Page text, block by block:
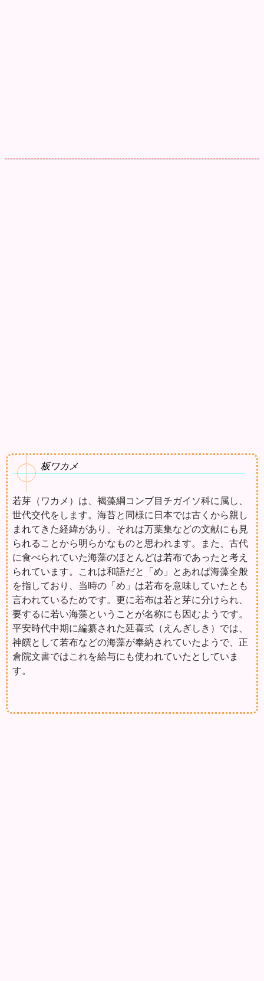
板ワカメ
若芽（ワカメ）は、褐藻綱コンブ目チガイソ科に属し、
世代交代をします。海苔と同様に日本では古くから親し
まれてきた経緯があり、それは万葉集などの文献にも見
られることから明らかなものと思われます。また、古代
に食べられていた海藻のほとんどは若布であったと考え
られています。これは和語だと「め」とあれば海藻全般
を指しており、当時の「め」は若布を意味していたとも
言われているためです。更に若布は若と芽に分けられ、
要するに若い海藻ということが名称にも因むようです。
平安時代中期に編纂された延喜式（えんぎしき）では、
神饌として若布などの海藻が奉納されていたようで、正
倉院文書ではこれを給与にも使われていたとしていま
す。